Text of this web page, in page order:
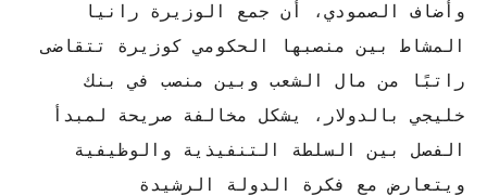
وأضاف الصمودي، أن جمع الوزيرة رانيا
المشاط بين منصبها الحكومي كوزيرة تتقاضى
راتبًا من مال الشعب وبين منصب في بنك
خليجي بالدولار، يشكل مخالفة صريحة لمبدأ
الفصل بين السلطة التنفيذية والوظيفية
ويتعارض مع فكرة الدولة الرشيدة